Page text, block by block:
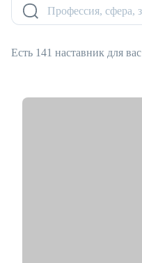
Профессия,
Есть 141 наставник для вас